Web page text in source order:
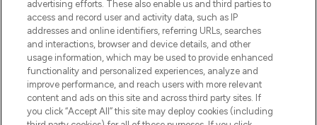
Cookie-Einwilligung
Do Not Sell or Share My Personal
Information
HILFE & INFORMATION
IMPRESSUM
advertising efforts. These also enable us and third parties to
access and record user and activity data, such as IP
addresses and online identifiers, referring URLs, searches
and interactions, browser and device details, and other
usage information, which may be used to provide enhanced
functionality and personalized experiences, analyze and
improve performance, and reach users with more relevant
content and ads on this site and across third party sites. If
you click “Accept All” this site may deploy cookies (including